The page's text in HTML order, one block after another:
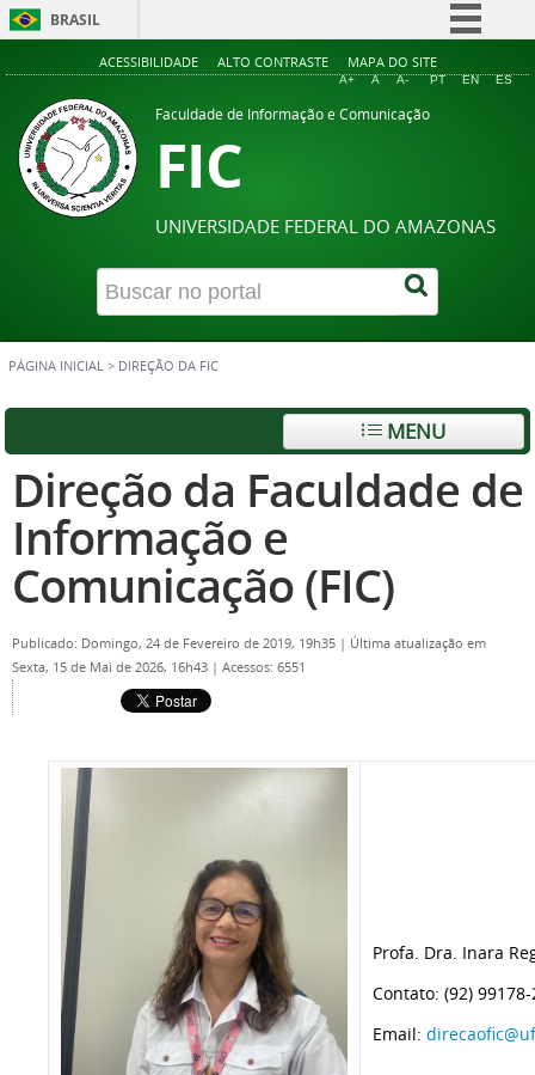
BRASIL
Simplifique!
ACESSIBILIDADE ALTO CONTRASTE MAPA DO SITE
A+ A A- PT EN ES
Faculdade de Informação e Comunicação
FIC
UNIVERSIDADE FEDERAL DO AMAZONAS
PÁGINA INICIAL > DIREÇÃO DA FIC
MENU
Direção da Faculdade de
Informação e
Comunicação (FIC)
Publicado: Domingo, 24 de Fevereiro de 2019, 19h35 | Última atualização em
Sexta, 15 de Mai de 2026, 16h43 | Acessos: 6551
Profa. Dra. Inara
Contato: (92)
Email: